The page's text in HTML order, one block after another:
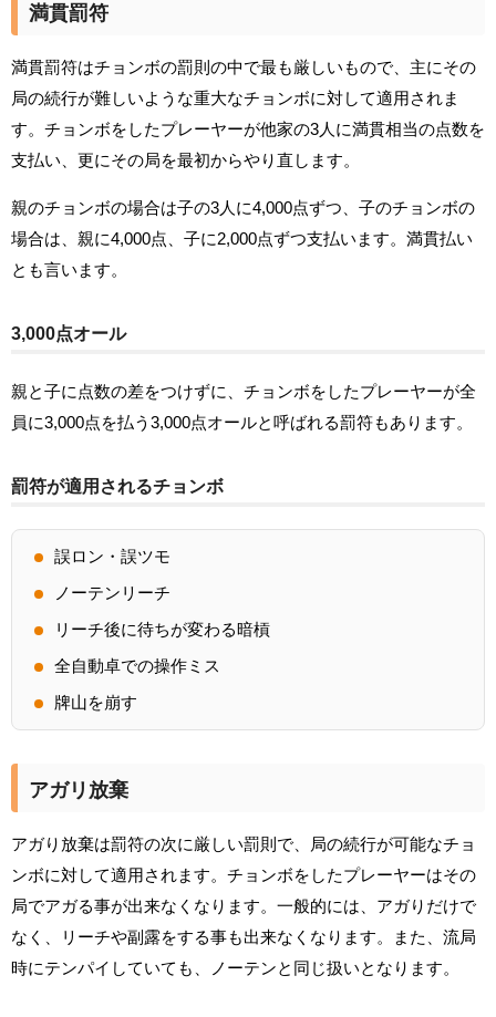
満貫罰符
満貫罰符はチョンボの罰則の中で最も厳しいもので、主にその
局の続行が難しいような重大なチョンボに対して適用されま
す。チョンボをしたプレーヤーが他家の3人に満貫相当の点数を
支払い、更にその局を最初からやり直します。
親のチョンボの場合は子の3人に4,000点ずつ、子のチョンボの
場合は、親に4,000点、子に2,000点ずつ支払います。満貫払い
とも言います。
3,000点オール
親と子に点数の差をつけずに、チョンボをしたプレーヤーが全
員に3,000点を払う3,000点オールと呼ばれる罰符もあります。
罰符が適用されるチョンボ
誤ロン・誤ツモ
ノーテンリーチ
リーチ後に待ちが変わる暗槓
全自動卓での操作ミス
牌山を崩す
アガリ放棄
アガり放棄は罰符の次に厳しい罰則で、局の続行が可能なチョ
ンボに対して適用されます。チョンボをしたプレーヤーはその
局でアガる事が出来なくなります。一般的には、アガりだけで
なく、リーチや副露をする事も出来なくなります。また、流局
時にテンパイしていても、ノーテンと同じ扱いとなります。